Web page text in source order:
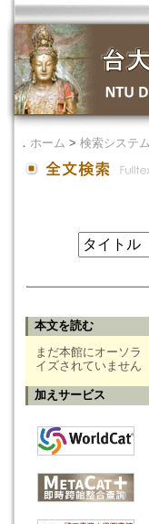
． ホーム > 検索システム
本文を読む
まだ本館にオーソラ
イズされていません
加えサービス